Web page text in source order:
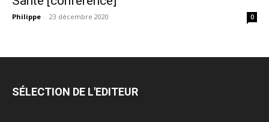
Philippe - 23 décembre 2020 0
SÉLECTION DE L'EDITEUR